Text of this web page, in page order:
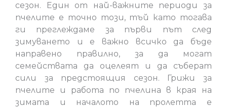
сезон. Един от най-важните периоди за
пчелите е точно този, тъй като тогава
ги преглеждаме за първи път след
зимуването и е важно всичко да бъде
направено правилно, за да могат
семействата да оцелеят и да съберат
сили за предстоящия сезон. Грижи за
пчелите и работа по пчелина в края на
зимата и началото на пролетта е